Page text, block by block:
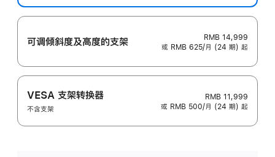
可调倾斜度及高‍度的支‍架
RMB 14,999
或 RMB 625/月 (24 期) 起
VESA 支架转换器
不含支架
RMB 11,999
或 RMB 500/月 (24 期) 起